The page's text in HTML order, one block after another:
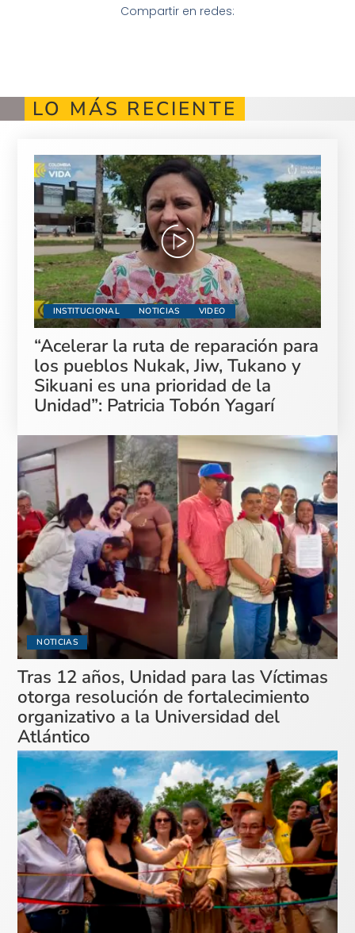
Compartir en redes:
LO MÁS RECIENTE
INSTITUCIONAL NOTICIAS VIDEO
“Acelerar la ruta de reparación para
los pueblos Nukak, Jiw, Tukano y
Sikuani es una prioridad de la
Unidad”: Patricia Tobón Yagarí
NOTICIAS
Tras 12 años, Unidad para las Víctimas
otorga resolución de fortalecimiento
organizativo a la Universidad del
Atlántico